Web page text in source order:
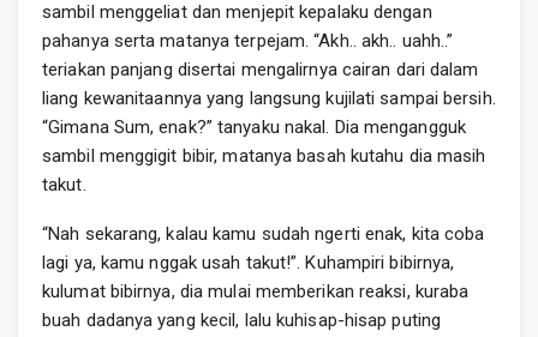
sambil menggeliat dan menjepit kepalaku dengan
pahanya serta matanya terpejam. “Akh.. akh.. uahh..”
teriakan panjang disertai mengalirnya cairan dari dalam
liang kewanitaannya yang langsung kujilati sampai bersih.
“Gimana Sum, enak?” tanyaku nakal. Dia mengangguk
sambil menggigit bibir, matanya basah kutahu dia masih
takut.
“Nah sekarang, kalau kamu sudah ngerti enak, kita coba
lagi ya, kamu nggak usah takut!”. Kuhampiri bibirnya,
kulumat bibirnya, dia mulai memberikan reaksi, kuraba
buah dadanya yang kecil, lalu kuhisap-hisap puting